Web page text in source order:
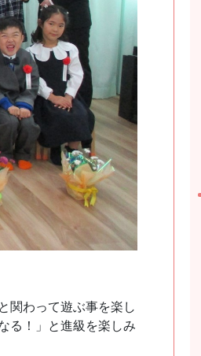
関わって遊ぶ事を楽し
る！」と進級を楽しみ